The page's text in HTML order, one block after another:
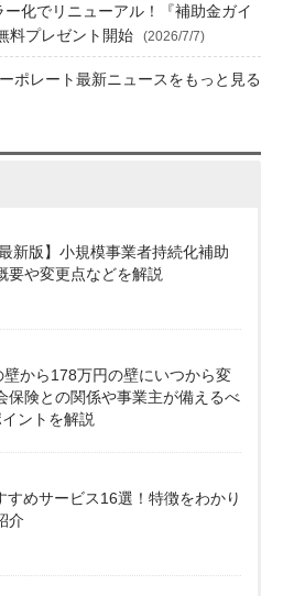
ー化でリニューアル！『補助金ガイ
料プレゼント開始
(2026/7/7)
ポレート最新ニュースをもっと見る
最新版】小規模事業者持続化補助
要や変更点などを解説
壁から178万円の壁にいつから変
保険との関係や事業主が備えるべ
ントを解説
すめサービス16選！特徴をわかり
介